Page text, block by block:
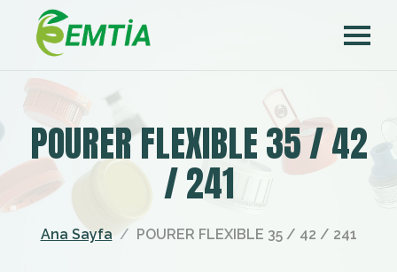
POURER FLEXIBLE 35 / 42
/ 241
Ana Sayfa POURER FLEXIBLE 35 / 42 / 241